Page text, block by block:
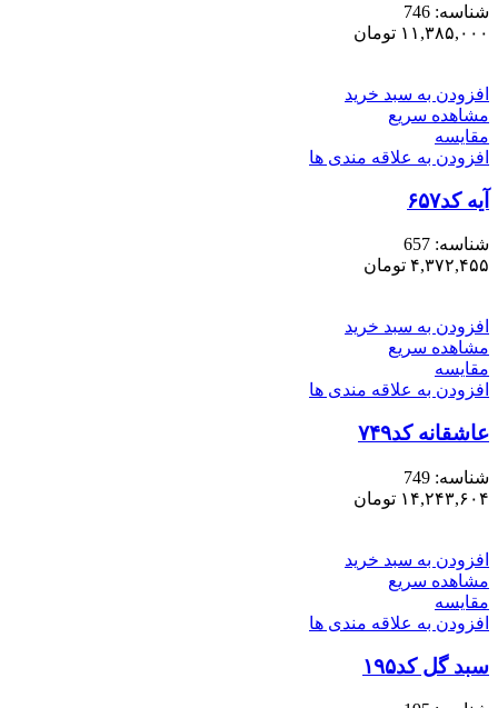
شناسه: 746
۱۱,۳۸۵,۰۰۰ تومان
افزودن به سبد خرید
مشاهده سریع
مقایسه
افزودن به علاقه مندی ها
آیه کد۶۵۷
شناسه: 657
۴,۳۷۲,۴۵۵ تومان
افزودن به سبد خرید
مشاهده سریع
مقایسه
افزودن به علاقه مندی ها
عاشقانه کد۷۴۹
شناسه: 749
۱۴,۲۴۳,۶۰۴ تومان
افزودن به سبد خرید
مشاهده سریع
مقایسه
افزودن به علاقه مندی ها
سبد گل کد۱۹۵